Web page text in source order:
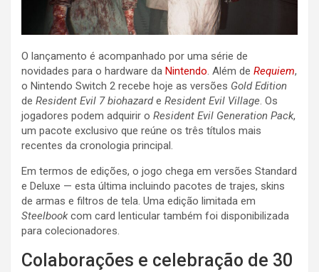
O lançamento é acompanhado por uma série de
novidades para o hardware da Nintendo. Além de Requiem,
o Nintendo Switch 2 recebe hoje as versões Gold Edition
de Resident Evil 7 biohazarde Resident Evil Village. Os
jogadores podem adquirir o Resident Evil Generation Pack,
um pacote exclusivo que reúne os três títulos mais
recentes da cronologia principal.
Em termos de edições, o jogo chega em versões Standard
e Deluxe — esta última incluindo pacotes de trajes, skins
de armas e filtros de tela. Uma edição limitada em
Steelbookcom card lenticular também foi disponibilizada
para colecionadores.
Colaborações e celebração de 30